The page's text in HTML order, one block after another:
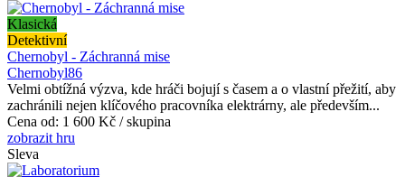
Klasická
Detektivní
Chernobyl - Záchranná mise
Chernobyl86
Velmi obtížná výzva, kde hráči bojují s časem a o vlastní přežití, aby
zachránili nejen klíčového pracovníka elektrárny, ale především...
Cena od: 1 600 Kč / skupina
zobrazit hru
Sleva